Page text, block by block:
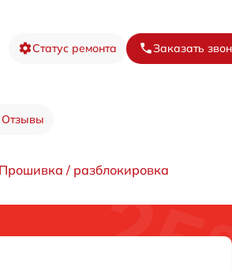
Статус ремонта Заказать
Отзывы
Прошивка / разблокировка